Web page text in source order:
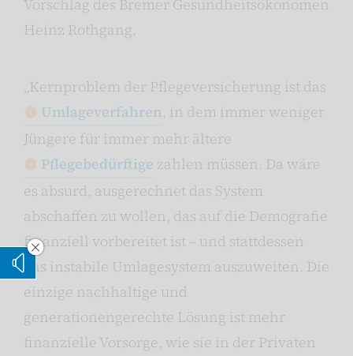
Vorschlag des Bremer Gesundheitsökonomen
Heinz Rothgang.
„Kernproblem der Pflegeversicherung ist das
Umlageverfahren, in dem immer weniger
Jüngere für immer mehr ältere
Pflegebedürftige zahlen müssen. Da wäre
es absurd, ausgerechnet das System
abschaffen zu wollen, das auf die Demografie
finanziell vorbereitet ist – und stattdessen
das instabile Umlagesystem auszuweiten. Die
einzige nachhaltige und
generationengerechte Lösung ist mehr
finanzielle Vorsorge, wie sie in der Privaten
Vorleseoption verstecken
Vorlesen